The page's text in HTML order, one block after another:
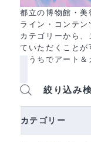
都立の博物館・美
ライン・コンテ
カテゴリーから
ていただくことが
おうちでアート
絞り込み
カテゴリー